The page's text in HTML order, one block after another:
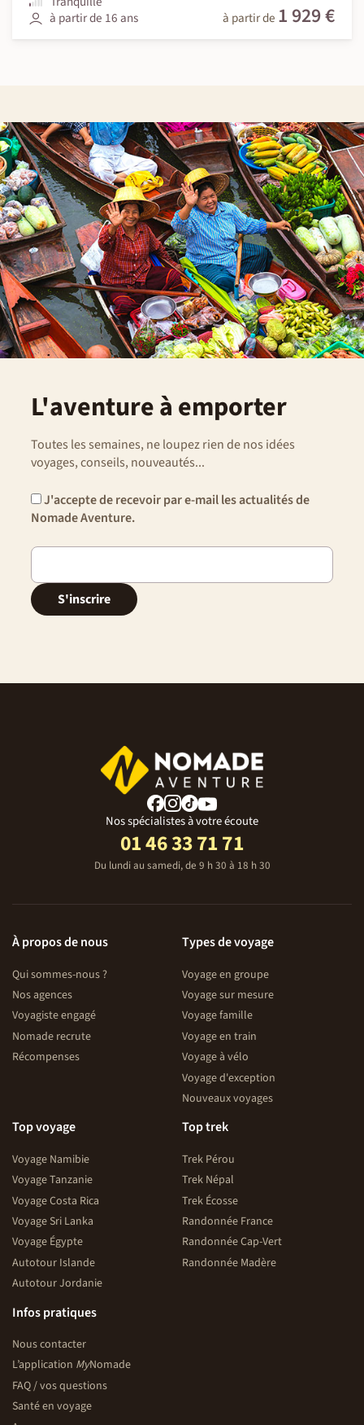
à partir de 16 ans
à partir de 1 929 €
L'aventure à emporter
Toutes les semaines, ne loupez rien de nos idées
voyages, conseils, nouveautés...
J'accepte de recevoir par e-mail les actualités de
Nomade Aventure.
S'inscrire
Nos spécialistes à votre écoute
01 46 33 71 71
Du lundi au samedi, de 9 h 30 à 18 h 30
À propos de nous
Qui sommes-nous ?
Nos agences
Voyagiste engagé
Nomade recrute
Récompenses
Types de voyage
Voyage en groupe
Voyage sur mesure
Voyage famille
Voyage en train
Voyage à vélo
Voyage d'exception
Nouveaux voyages
Top voyage
Voyage Namibie
Voyage Tanzanie
Voyage Costa Rica
Voyage Sri Lanka
Voyage Égypte
Autotour Islande
Autotour Jordanie
Top trek
Trek Pérou
Trek Népal
Trek Écosse
Randonnée France
Randonnée Cap-Vert
Randonnée Madère
Infos pratiques
Nous contacter
L’application MyNomade
FAQ / vos questions
Santé en voyage